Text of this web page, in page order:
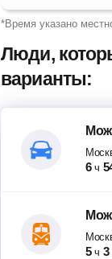
*Время указано
Люди,
варианты:
6 ч
5 ч 3